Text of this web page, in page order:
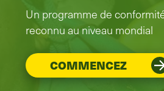
Un programme de
reconnu au niveau mondial
COMMENCEZ